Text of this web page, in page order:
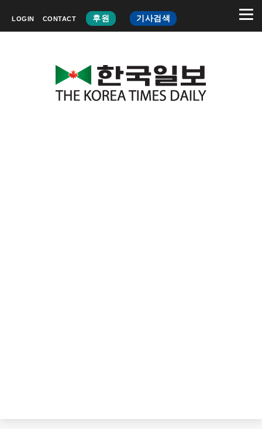
LOGIN CONTACT 후원 기사검색